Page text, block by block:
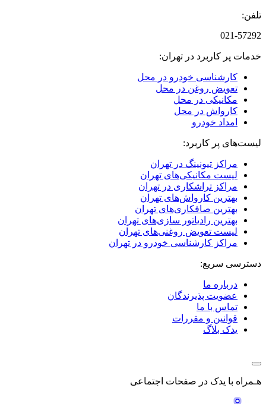
تلفن:
021-57292
خدمات پر کاربرد در تهران:
کارشناسی خودرو در محل
تعویض روغن در محل
مکانیکی در محل
کارواش در محل
امداد خودرو
لیست‌های پر کاربرد:
مراکز تیونینگ در تهران
لیست مکانیکی‌های تهران
مراکز تراشکاری در تهران
بهترین کارواش‌های تهران
بهترین صافکاری‌های تهران
بهترین رادیاتور سازی‌های تهران
لیست تعویض روغنی‌های تهران
مراکز کارشناسی خودرو در تهران
دسترسی سریع:
درباره ما
عضویت پذیرندگان
تماس با ما
قوانین و مقررات
یدک بلاگ
هـمراه با یدک در صفحات اجتماعی